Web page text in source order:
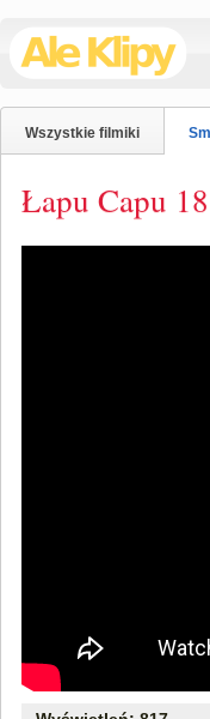
Wszystkie filmiki
Łapu Capu